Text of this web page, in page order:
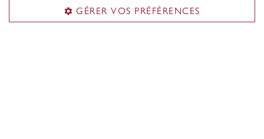
GÉRER VOS PRÉFÉRENCES
7141, rue Sherbrooke Ouest
Montréal,Québec, Canada